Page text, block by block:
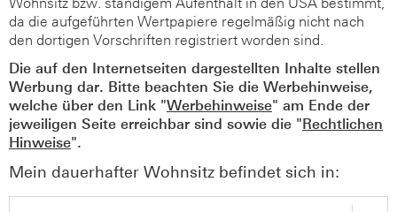
da die aufgeführten Wertpapiere regelmäßig nicht nach
den dortigen Vorschriften registriert worden sind.
Die auf den Internetseiten dargestellten Inhalte stellen
Werbung dar. Bitte beachten Sie die Werbehinweise,
welche über den Link "Werbehinweise" am Ende der
jeweiligen Seite erreichbar sind sowie die "Rechtlichen
Hinweise".
Mein dauerhafter Wohnsitz befindet sich in: